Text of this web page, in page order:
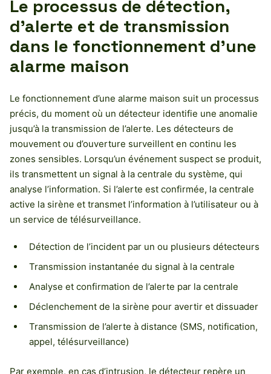
Le processus de détection,
d’alerte et de transmission
dans le fonctionnement d’une
alarme maison
Le fonctionnement d’une alarme maison suit un processus
précis, du moment où un détecteur identifie une anomalie
jusqu’à la transmission de l’alerte. Les détecteurs de
mouvement ou d’ouverture surveillent en continu les
zones sensibles. Lorsqu’un événement suspect se produit,
ils transmettent un signal à la centrale du système, qui
analyse l’information. Si l’alerte est confirmée, la centrale
active la sirène et transmet l’information à l’utilisateur ou à
un service de télésurveillance.
Détection de l’incident par un ou plusieurs détecteurs
Transmission instantanée du signal à la centrale
Analyse et confirmation de l’alerte par la centrale
Déclenchement de la sirène pour avertir et dissuader
Transmission de l’alerte à distance (SMS, notification,
appel, télésurveillance)
Par exemple, en cas d’intrusion, le détecteur repère un